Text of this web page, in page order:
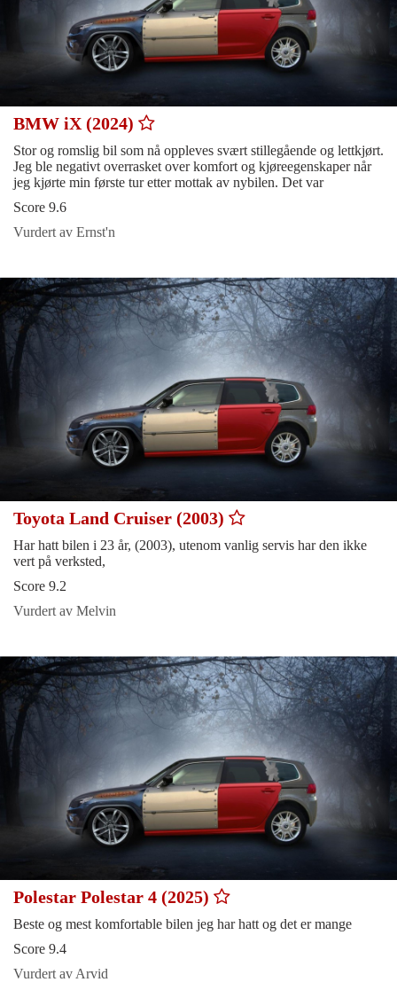
BMW iX (2024)
Stor og romslig bil som nå oppleves svært stillegående og lettkjørt.
Jeg ble negativt overrasket over komfort og kjøreegenskaper når
jeg kjørte min første tur etter mottak av nybilen. Det var
Score 9.6
Vurdert av Ernst'n
Toyota Land Cruiser (2003)
Har hatt bilen i 23 år, (2003), utenom vanlig servis har den ikke
vert på verksted,
Score 9.2
Vurdert av Melvin
Polestar Polestar 4 (2025)
Beste og mest komfortable bilen jeg har hatt og det er mange
Score 9.4
Vurdert av Arvid